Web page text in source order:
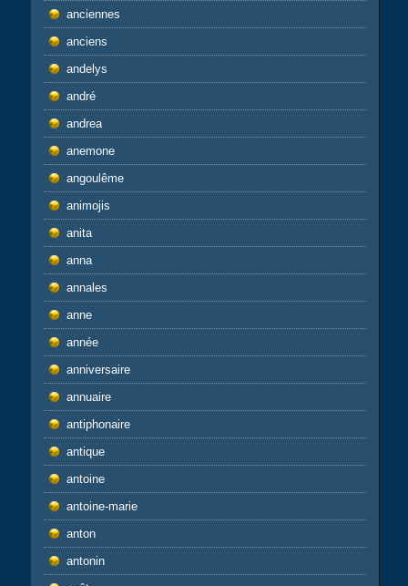
anciennes
anciens
andelys
andré
andrea
anemone
angoulême
animojis
anita
anna
annales
anne
année
anniversaire
annuaire
antiphonaire
antique
antoine
antoine-marie
anton
antonin